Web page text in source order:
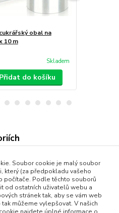
obal na
10 m
Skladem
Přidat do košíku
Soubor cookie je malý soubor
který (za předpokladu vašeho
počítače. Podle těchto souborů
od ostatních uživatelů webu a
stránek tak, aby se vám web
můžeme vylepšovat. V našich